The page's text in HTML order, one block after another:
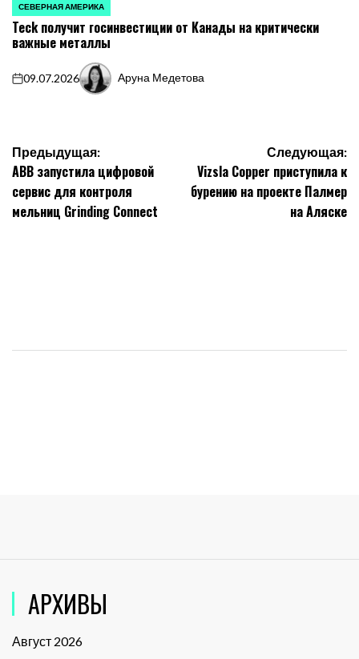
ОПУБЛИКОВАНО
В
СЕВЕРНАЯ АМЕРИКА
Teck получит госинвестиции от Канады на критически
важные металлы
on
09.07.2026
Запись
Аруна Медетова
Навигация
по
записям
Предыдущая:
ABB запустила цифровой
сервис для контроля
мельниц Grinding Connect
Следующая:
Vizsla Copper приступила к
бурению на проекте Палмер
на Аляске
АРХИВЫ
Август 2026